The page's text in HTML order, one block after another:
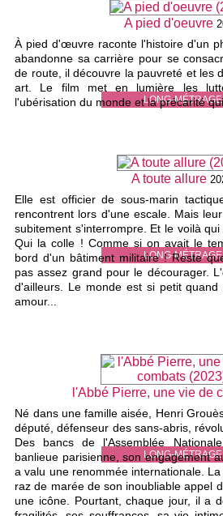
LONG-MÉTRAGE
A pied d'oeuvre
À pied d'œuvre raconte l'histoire d'un
abandonne sa carrière pour se
de route, il découvre la pauvreté et les
art. Le film met en lumière les
l'ubérisation du monde et la précarité
LONG-MÉTRAGE
A toute allure
Elle est officier de sous-marin
rencontrent lors d'une escale. Mais
subitement s'interrompre. Et le voilà
Qui la colle ! Comme si on avait le
bord d'un bâtiment militaire ! Reste
pas assez grand pour le décourager.
d'ailleurs. Le monde est si petit
amour...
LONG-MÉTRAGE
l'Abbé Pierre, une vie de
Né dans une famille aisée, Henri
député, défenseur des sans-abris,
Des bancs de l'Assemblée
banlieue parisienne, son engagement
a valu une renommée internationale.
raz de marée de son inoubliable appel
une icône. Pourtant, chaque jour, il a